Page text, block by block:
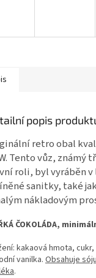
popis
retro obal
Tento vůz, známý
roli, byl vyráběn v
sanitky, také
nákladovým
ČOKOLÁDA,
kakaová hmota,
vanilka. Obsahuje
.